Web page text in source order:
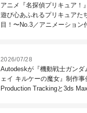
アニメ『名探偵プリキュア！
遊び心あふれるプリキュアた
目！〜No.3／アニメーション
2026/07/28
Autodeskが『機動戦士ガンダ
ェイ キルケーの魔女』制作
Production Trackingと3ds